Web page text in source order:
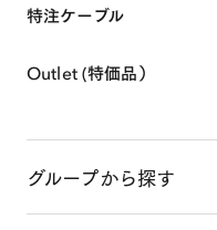
特注ケーブル
Outlet (特価品）
グループから探す